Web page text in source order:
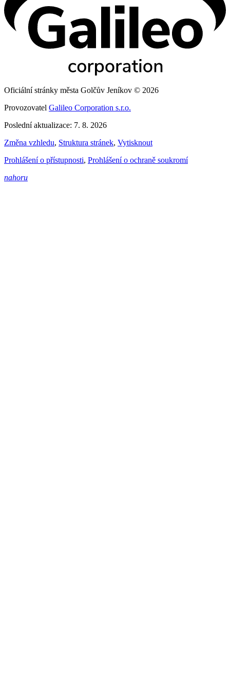
Oficiální stránky města Golčův Jeníkov © 2026
Provozovatel Galileo Corporation s.r.o.
Poslední aktualizace: 7. 8. 2026
Změna vzhledu, Struktura stránek, Vytisknout
Prohlášení o přístupnosti, Prohlášení o ochraně soukromí
nahoru